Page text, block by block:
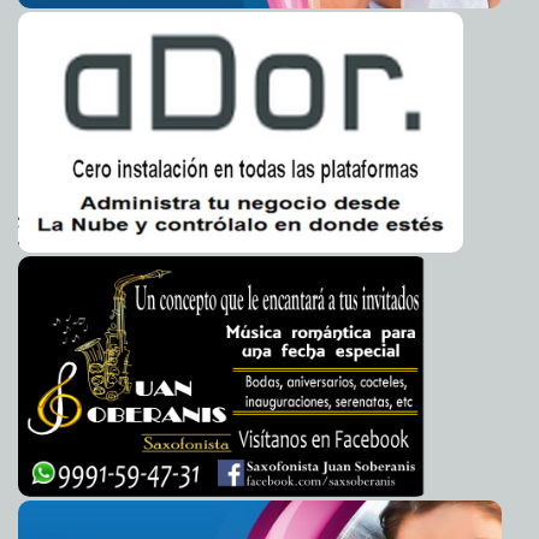
2012-01-28 09:22:43 Aceptémoslo: los seres humanos somos herbívoros
2012-01-28 09:22:20 Motivos para la esperanza Guillermo Barrera Fernandez
contaminados
2012-01-28 09:18:36 Obama le saca más jugo a la ejecución de Bin Laden
2012-01-28 09:15:39 Detectan virus Schmallenberg en Inglaterra y Francia
2012-01-27 16:50:33 ¿Como entender el triunfo de Renán Barrera?
Delatorre S.J.
2012-01-27 16:50:00
2012-01-27 14:12:39 Calidad cívica
2012-01-27 14:11:58 J. Edgar: El poder y la locura Federico Wilder
2012-01-27 13:24:10 La gente esta harta de políticos flojos: Salvador Vitelli
Guillermo Barrera Fernandez
2012-01-27 13:05:25 Presenta Mayorga en Foro Económico Mundial la
Alianza Mexicana de Agronegocios para el Crecimiento Sustentable
2012-01-27 13:02:58 Cuantiosos recursos de la SCT para modernizar
carreteras rurales en Hidalgo A7
2012-01-27 12:47:28 Más de 900 líderes integran los Comités de Gestión por
Competencias promovidos por el CONOCER A7
Los nacidos en diciembre y enero podrán ser